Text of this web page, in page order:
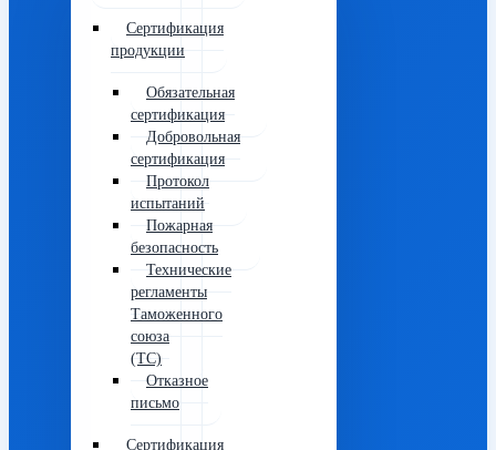
Сертификация
продукции
Обязательная
сертификация
Добровольная
сертификация
Протокол
испытаний
Пожарная
безопасность
Технические
регламенты
Таможенного
союза
(ТС)
Отказное
письмо
Сертификация